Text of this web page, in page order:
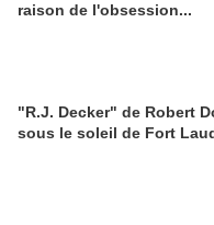
raison de l'obsession...
"R.J. Decker" de Robert
sous le soleil de Fort